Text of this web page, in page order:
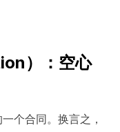
）：空心
个合同。换言之，